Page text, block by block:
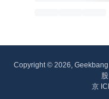
Copyright © 2026,
京